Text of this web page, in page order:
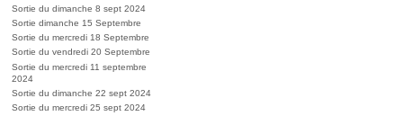
Sortie du dimanche 8 sept 2024
Sortie dimanche 15 Septembre
Sortie du mercredi 18 Septembre
Sortie du vendredi 20 Septembre
Sortie du mercredi 11 septembre
2024
Sortie du dimanche 22 sept 2024
Sortie du mercredi 25 sept 2024